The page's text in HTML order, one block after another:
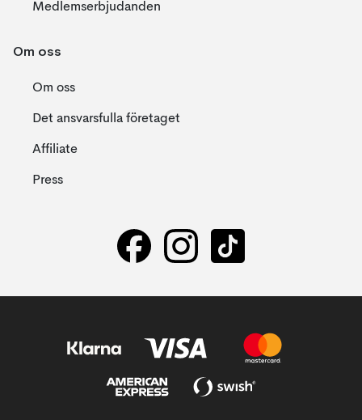
Medlemserbjudanden
Om oss
Om oss
Det ansvarsfulla företaget
Affiliate
Press